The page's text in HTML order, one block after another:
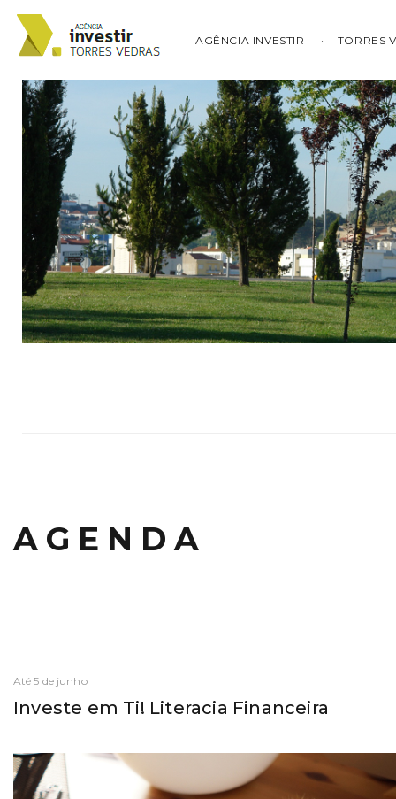
AGÊNCIA INVESTIR TORRES
AGENDA
Até 5 de junho
Investe em Ti! Literacia Financeira